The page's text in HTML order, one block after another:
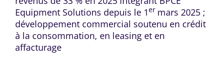
Equipment Solutions depuis le 1er mars 2025 ;
développement commercial soutenu en crédit
à la consommation, en leasing et en
affacturage